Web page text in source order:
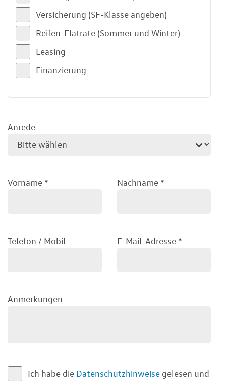
Versicherung (SF-Klasse angeben)
Reifen-Flatrate (Sommer und Winter)
Leasing
Finanzierung
Anrede
Vorname * Nachname *
Telefon / Mobil E-Mail-Adresse *
Anmerkungen
Ich habe die Datenschutzhinweise gelesen und